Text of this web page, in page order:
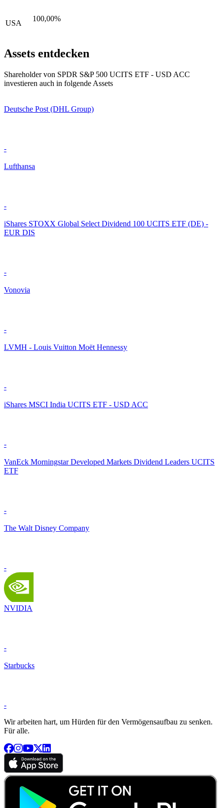
USA
100,00%
Assets entdecken
Shareholder von SPDR S&P 500 UCITS ETF - USD ACC
investieren auch in folgende Assets
Deutsche Post (DHL Group)
-
Lufthansa
-
iShares STOXX Global Select Dividend 100 UCITS ETF (DE) -
EUR DIS
-
Vonovia
-
LVMH - Louis Vuitton Moët Hennessy
-
iShares MSCI India UCITS ETF - USD ACC
-
VanEck Morningstar Developed Markets Dividend Leaders UCITS
ETF
-
The Walt Disney Company
-
NVIDIA
-
Starbucks
-
Wir arbeiten hart, um Hürden für den Vermögensaufbau zu senken.
Für alle.